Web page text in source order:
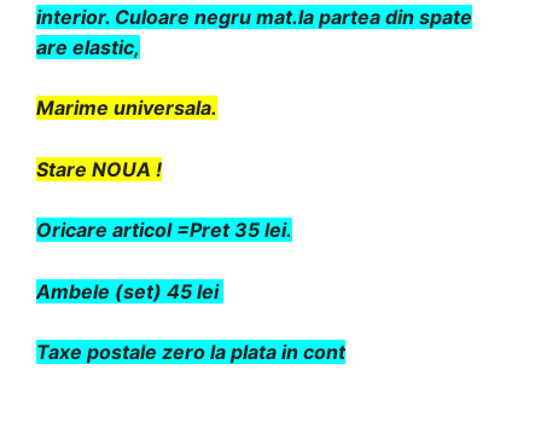
interior. Culoare negru mat.la partea din spate
are elastic,
Marime universala.
Stare NOUA !
Oricare articol =Pret 35 lei.
Ambele (set) 45 lei
Taxe postale zero la plata in cont